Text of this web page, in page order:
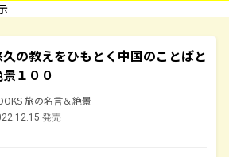
の教えをひもとく中国のことばと
１００
旅の名言＆絶景
発売